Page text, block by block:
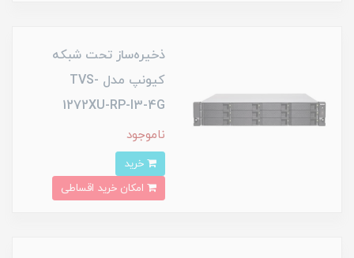
ذخیره‌ساز تحت شبکه
کیونپ مدل TVS-
1272XU-RP-I3-4G
ناموجود